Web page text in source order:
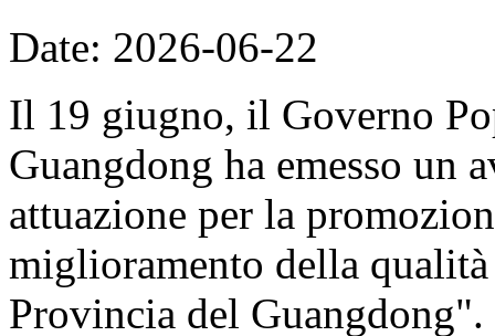
Date: 2026-06-22
Il 19 giugno, il Governo
Guangdong ha emesso un
attuazione per la
miglioramento della
Provincia del Guangdong".